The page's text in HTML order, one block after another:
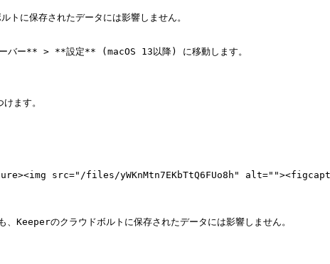
に保存されたデータには影響しません。
ー** > **設定** (macOS 13以降) に移動します。
ます。
src="/files/yWKnMtn7EKbTtQ6FUo8h"
のクラウドボルトに保存されたデータには影響しません。